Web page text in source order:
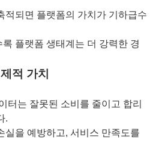
적되면 플랫폼의 가치가 기하급수
플랫폼 생태계는 더 강력한 경
적 가치
터는 잘못된 소비를 줄이고 합리
.
실을 예방하고, 서비스 만족도를